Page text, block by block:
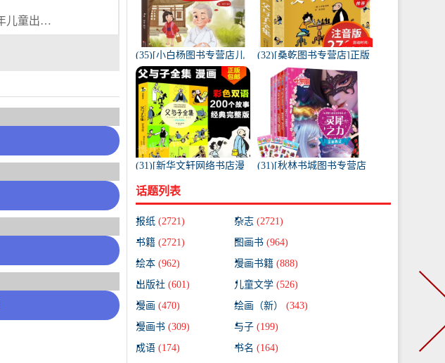
出版社名称:安徽少年儿童出版社
(35)[小白杨图书专营店儿
童文学]一休经典智慧故事
儿童注音月销量281件仅售
19.9元
(32)[桑乾图书专营店]正版
父与子 全集彩图版月销量
86件仅售18.88元
(31)[新华文轩网络书店漫
色双语版珍藏版埃奥月销
量137件仅售13.5元
(31)[秋林书城图书专营店
月销量52件仅售29.8元
话题列表
报纸 (2721) 杂志 (2721)
书籍 (2721) 图画书 (964)
绘本 (962) 漫画书籍 (888)
出版社 (601) 儿童文学 (526)
漫画 (470) 绘画（新）
(343)
漫画书 (309) 与子 (199)
成语 (174) 书名 (164)